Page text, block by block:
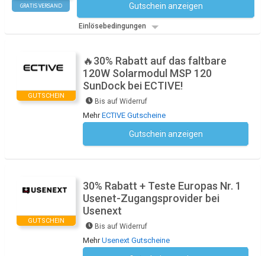
GRATIS VERSAND Gutschein anzeigen
Einlösebedingungen
GUTSCHEIN
🔥30% Rabatt auf das faltbare
120W Solarmodul MSP 120
SunDock bei ECTIVE!
Bis auf Widerruf
MehrECTIVE Gutscheine
Gutschein anzeigen
GUTSCHEIN
30% Rabatt + Teste Europas Nr. 1
Usenet-Zugangsprovider bei
Usenext
Bis auf Widerruf
MehrUsenext Gutscheine